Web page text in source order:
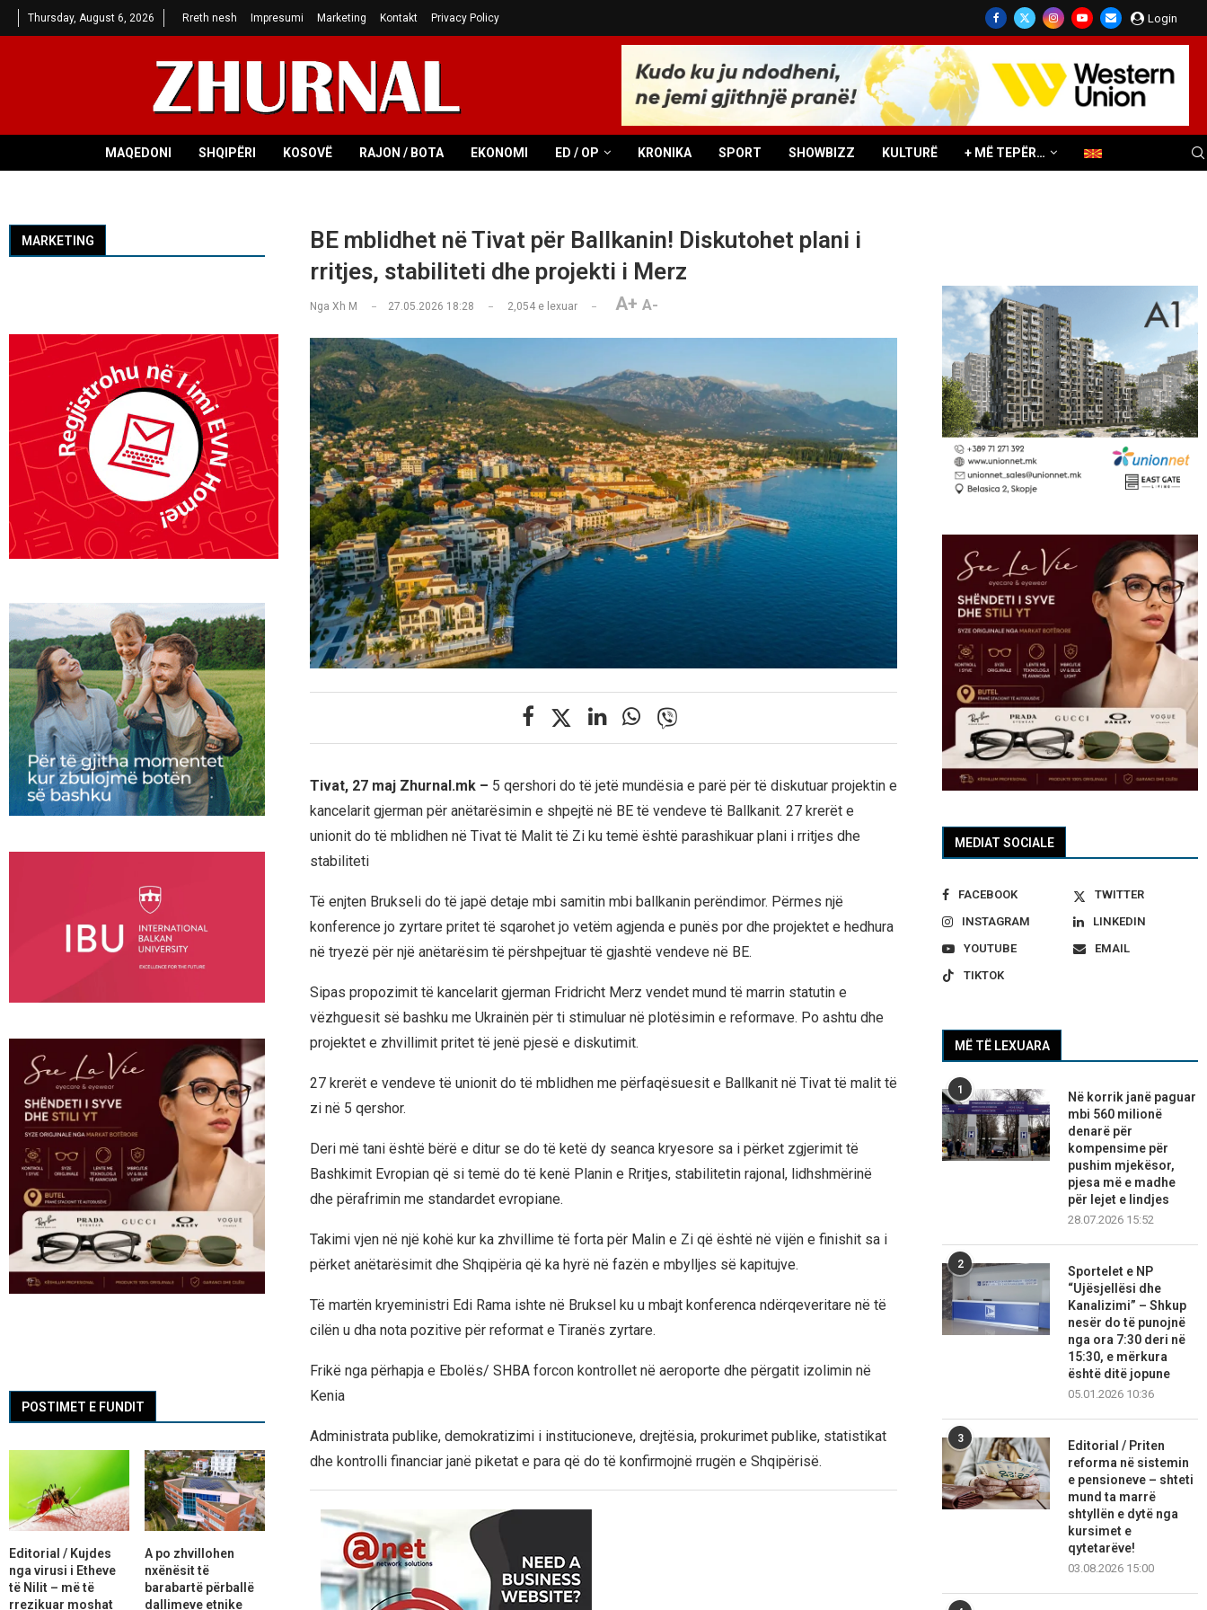
Thursday, August 6, 2026 Rreth nesh Impresumi Marketing Kontakt Privacy Policy Login
MAQEDONI SHQIPËRI KOSOVË RAJON / BOTA EKONOMI ED / OP KRONIKA SPORT SHOWBIZZ KULTURË + MË TEPËR…
BE mblidhet në Tivat për Ballkanin! Diskutohet plani i
rritjes, stabiliteti dhe projekti i Merz
Nga Xh M 27.05.2026 18:28 2,054e lexuar A+ A-
Tivat, 27 maj Zhurnal.mk – 5 qershori do të jetë mundësia e parë për të diskutuar projektin e
kancelarit gjerman për anëtarësimin e shpejtë në BE të vendeve të Ballkanit. 27 krerët e
unionit do të mblidhen në Tivat të Malit të Zi ku temë është parashikuar plani i rritjes dhe
stabiliteti
Të enjten Brukseli do të japë detaje mbi samitin mbi ballkanin perëndimor. Përmes një
konference jo zyrtare pritet të sqarohet jo vetëm agjenda e punës por dhe projektet e hedhura
në tryezë për një anëtarësim të përshpejtuar të gjashtë vendeve në BE.
Sipas propozimit të kancelarit gjerman Fridricht Merz vendet mund të marrin statutin e
vëzhguesit së bashku me Ukrainën për ti stimuluar në plotësimin e reformave. Po ashtu dhe
projektet e zhvillimit pritet të jenë pjesë e diskutimit.
27 krerët e vendeve të unionit do të mblidhen me përfaqësuesit e Ballkanit në Tivat të malit të
zi në 5 qershor.
Deri më tani është bërë e ditur se do të ketë dy seanca kryesore sa i përket zgjerimit të
Bashkimit Evropian që si temë do të kenë Planin e Rritjes, stabilitetin rajonal, lidhshmërinë
dhe përafrimin me standardet evropiane.
Takimi vjen në një kohë kur ka zhvillime të forta për Malin e Zi që është në vijën e finishit sa i
përket anëtarësimit dhe Shqipëria që ka hyrë në fazën e mbylljes së kapitujve.
Të martën kryeministri Edi Rama ishte në Bruksel ku u mbajt konferenca ndërqeveritare në të
cilën u dha nota pozitive për reformat e Tiranës zyrtare.
Frikë nga përhapja e Ebolës/ SHBA forcon kontrollet në aeroporte dhe përgatit izolimin në
Kenia
Administrata publike, demokratizimi i institucioneve, drejtësia, prokurimet publike, statistikat
dhe kontrolli financiar janë piketat e para që do të konfirmojnë rrugën e Shqipërisë.
MEDIAT SOCIALE
FACEBOOK
TWITTER
INSTAGRAM
LINKEDIN
YOUTUBE
EMAIL
TIKTOK
MË TË LEXUARA
1
Në korrik janë paguar
mbi 560 milionë
denarë për
kompensime për
pushim mjekësor,
pjesa më e madhe
për lejet e lindjes
28.07.2026 15:52
2
Sportelet e NP
“Ujësjellësi dhe
Kanalizimi” – Shkup
nesër do të punojnë
nga ora 7:30 deri në
15:30, e mërkura
është ditë jopune
05.01.2026 10:36
3
Editorial / Priten
reforma në sistemin
e pensioneve – shteti
mund ta marrë
shtyllën e dytë nga
kursimet e
qytetarëve!
03.08.2026 15:00
MARKETING
POSTIMET E FUNDIT
Editorial / Kujdes
nga virusi i Etheve
të Nilit – më të
rrezikuar moshat
A po zhvillohen
nxënësit të
barabartë përballë
dallimeve etnike